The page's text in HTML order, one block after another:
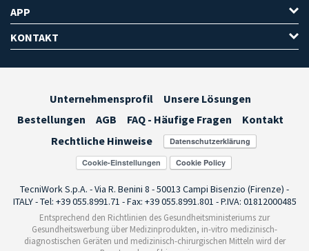
APP
KONTAKT
Unternehmensprofil
Unsere Lösungen
Bestellungen
AGB FAQ - Häufige Fragen
Kontakt
Rechtliche Hinweise
Cookie-Einstellungen
TecniWork S.p.A. - Via R. Benini 8 - 50013 Campi Bisenzio (Firenze) -
ITALY - Tel: +39 055.8991.71 - Fax: +39 055.8991.801 - P.IVA: 01812000485
Entsprechend den Richtlinien des Gesundheitsministeriums zur
Gesundheitswerbung über Medizinprodukten, in-vitro medizinisch-
diagnostischen Geräten und medizinisch-chirurgischen Mitteln wird der